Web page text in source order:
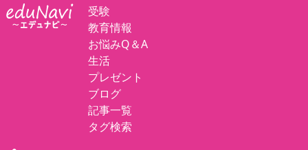
受験
教育情報
お悩みQ＆A
生活
プレゼント
ブログ
記事一覧
タグ検索